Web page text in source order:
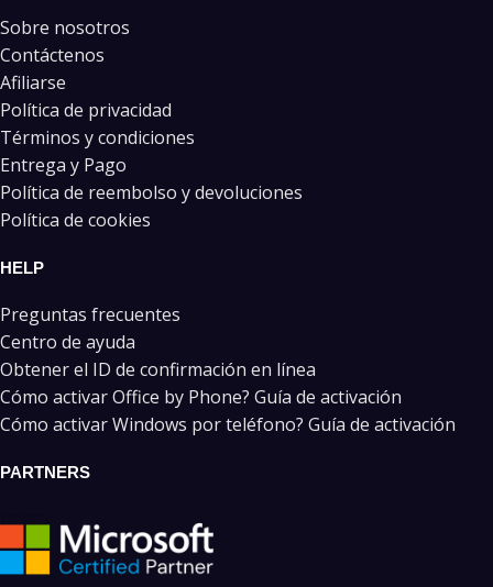
Sobre nosotros
Contáctenos
Afiliarse
Política de privacidad
Términos y condiciones
Entrega y Pago
Política de reembolso y devoluciones
Política de cookies
HELP
Preguntas frecuentes
Centro de ayuda
Obtener el ID de confirmación en línea
Cómo activar Office by Phone? Guía de activación
Cómo activar Windows por teléfono? Guía de activación
PARTNERS